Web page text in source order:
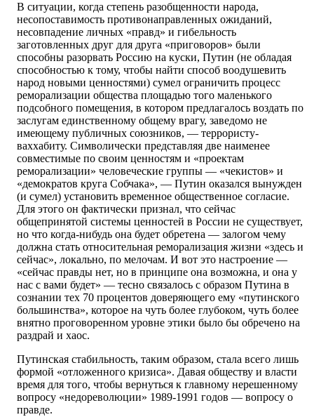
В ситуации, когда степень разобщенности народа,
несопоставимость противонаправленных ожиданий,
несовпадение личных «правд» и гибельность
заготовленных друг для друга «приговоров» были
способны разорвать Россию на куски, Путин (не обладая
способностью к тому, чтобы найти способ воодушевить
народ новыми ценностями) сумел ограничить процесс
реморализации общества площадью того маленького
подсобного помещения, в котором предлагалось воздать по
заслугам единственному общему врагу, заведомо не
имеющему публичных союзников, — террористу-
ваххабиту. Символически представляя две наименее
совместимые по своим ценностям и «проектам
реморализации» человеческие группы — «чекистов» и
«демократов круга Собчака», — Путин оказался вынужден
(и сумел) установить временное общественное согласие.
Для этого он фактически признал, что сейчас
общепринятой системы ценностей в России не существует,
но что когда-нибудь она будет обретена — залогом чему
должна стать относительная реморализация жизни «здесь и
сейчас», локально, по мелочам. И вот это настроение —
«сейчас правды нет, но в принципе она возможна, и она у
нас с вами будет» — тесно связалось с образом Путина в
сознании тех 70 процентов доверяющего ему «путинского
большинства», которое на чуть более глубоком, чуть более
внятно проговоренном уровне этики было бы обречено на
раздрай и хаос.
Путинская стабильность, таким образом, стала всего лишь
формой «отложенного кризиса». Давая обществу и власти
время для того, чтобы вернуться к главному нерешенному
вопросу «недореволюции» 1989-1991 годов — вопросу о
правде.